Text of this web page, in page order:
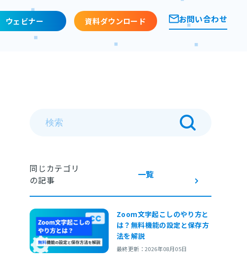
ウェビナー 資料ダウンロード お問い合わせ
同じカテゴリ
の記事
一覧
Zoom文字起こしのやり方と
は？無料機能の設定と保存方
法を解説
最終更新：2026年08月05日